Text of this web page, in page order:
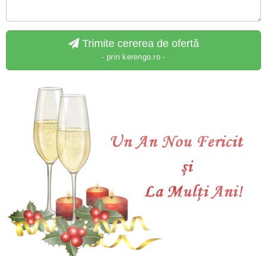
Trimite cererea de ofertă
- prin kerengo.ro -